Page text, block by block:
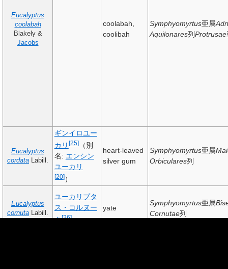
Eucalyptus
coolabah
Blakely&
Jacobs
coolabah,
coolibah
Symphyomyrtus亜属
Aquilonares列Protrusae
Eucalyptus
cordata Labill.
ギンイロユー
カリ [25]（別
名: エンシン
ユーカリ
[20]）
heart-leaved
silver gum
Symphyomyrtus亜属
Orbiculares列
Eucalyptus
cornuta Labill.
ユーカリプタ
ス・コルヌー
タ[26]
yate
Symphyomyrtus亜属
Cornutae列